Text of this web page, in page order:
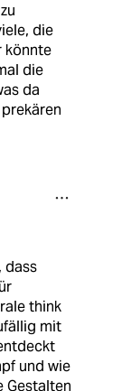
die
könnte
die
da
dass
think
mit
und wie
Gestalten